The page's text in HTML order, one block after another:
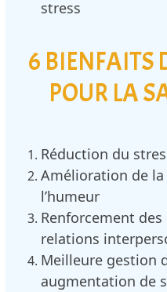
stress
6 BIENFAITS
POUR LA
Réduction du
Amélioration de
l’humeur
Renforcement
relations
Meilleure gestion
augmentation de